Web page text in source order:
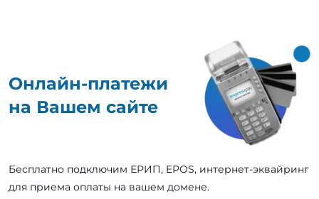
Онлайн-платежи
на Вашем сайте
Бесплатно подключим ЕРИП, EPOS, интернет-эквайринг
для приема оплаты на вашем домене.